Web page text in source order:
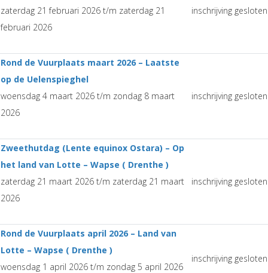
zaterdag 21 februari 2026 t/m zaterdag 21
februari 2026
inschrijving gesloten
Rond de Vuurplaats maart 2026 – Laatste
op de Uelenspieghel
woensdag 4 maart 2026 t/m zondag 8 maart
2026
inschrijving gesloten
Zweethutdag (Lente equinox Ostara) – Op
het land van Lotte – Wapse ( Drenthe )
zaterdag 21 maart 2026 t/m zaterdag 21 maart
2026
inschrijving gesloten
Rond de Vuurplaats april 2026 – Land van
Lotte – Wapse ( Drenthe )
woensdag 1 april 2026 t/m zondag 5 april 2026
inschrijving gesloten